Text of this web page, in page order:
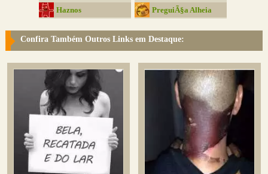
Haznos
PreguiÃ§a Alheia
Confira Também Outros Links em Destaque: